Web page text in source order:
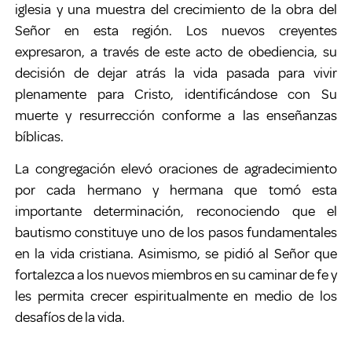
iglesia y una muestra del crecimiento de la obra del
Señor en esta región. Los nuevos creyentes
expresaron, a través de este acto de obediencia, su
decisión de dejar atrás la vida pasada para vivir
plenamente para Cristo, identificándose con Su
muerte y resurrección conforme a las enseñanzas
bíblicas.
La congregación elevó oraciones de agradecimiento
por cada hermano y hermana que tomó esta
importante determinación, reconociendo que el
bautismo constituye uno de los pasos fundamentales
en la vida cristiana. Asimismo, se pidió al Señor que
fortalezca a los nuevos miembros en su caminar de fe y
les permita crecer espiritualmente en medio de los
desafíos de la vida.